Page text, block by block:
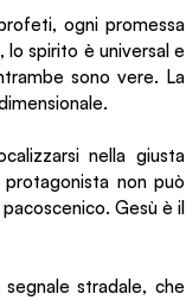
ogni promessa
lo spirito è universal e
sono vere. La
nella giusta
non può
Gesù è il
stradale, che